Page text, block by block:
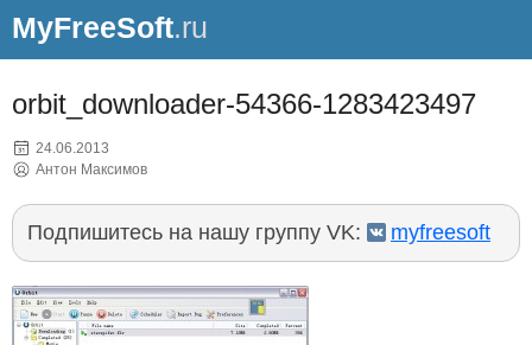
MyFreeSoft.ru
orbit_downloader-54366-1283423497
24.06.2013
Антон Максимов
Подпишитесь на нашу группу VK: myfreesoft